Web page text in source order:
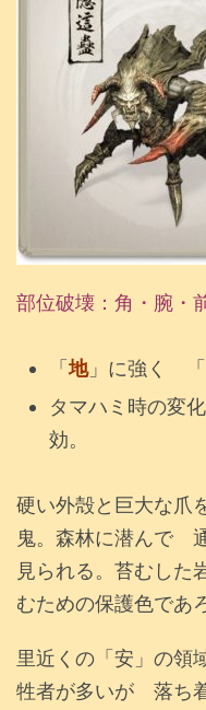
部位破壊：角・腕・
「地」に強く 「
タマハミ時の変
効。
硬い外殻と巨大な
鬼。森林に潜んで
見られる。苔むし
むための保護色であ
里近くの「安」の領
牲者が多いが 落ち